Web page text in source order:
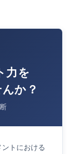
力を
か？
トにおける